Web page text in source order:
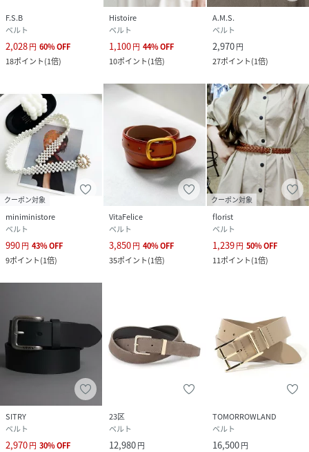
F.S.B
ベルト
2,028円 60%OFF
18ポイント(1倍)
Histoire
ベルト
1,100円 44%OFF
10ポイント(1倍)
A.M.S.
ベルト
2,970円
27ポイント(1倍)
クーポン対象
miniministore
ベルト
990円 43%OFF
9ポイント(1倍)
VitaFelice
ベルト
3,850円 40%OFF
35ポイント(1倍)
クーポン対象
florist
ベルト
1,239円 50%OFF
11ポイント(1倍)
SITRY
ベルト
2,970円 30%OFF
23区
ベルト
12,980円
TOMORROWLAND
ベルト
16,500円